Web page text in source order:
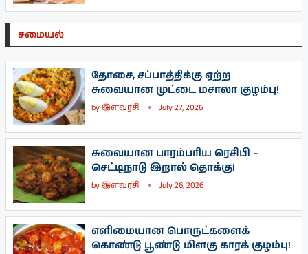
சமையல்
தோசை, சப்பாத்திக்கு ஏற்ற
சுவையான முட்டை மசாலா குழம்பு!
byஇளவரசி July 27, 2026
சுவையான பாரம்பரிய ரெசிபி –
செட்டிநாடு இறால் தொக்கு!
byஇளவரசி July 26, 2026
எளிமையான பொருட்களைக்
கொண்டு பூண்டு மிளகு காரக் குழம்பு!